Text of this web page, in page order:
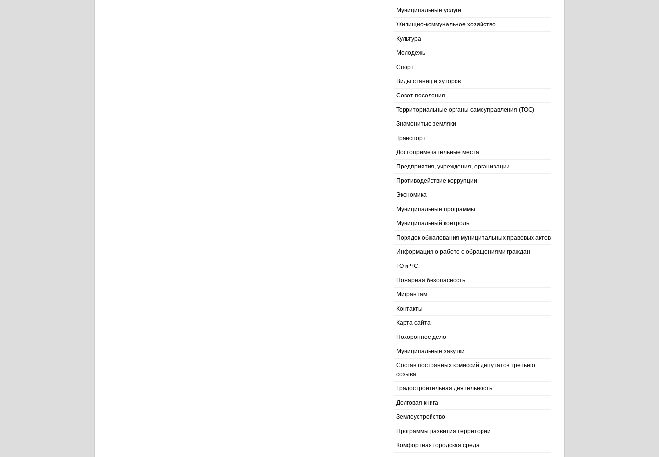
Муниципальные услуги
Жилищно-коммунальное хозяйство
Культура
Молодежь
Спорт
Виды станиц и хуторов
Совет поселения
Территориальные органы самоуправления (ТОС)
Знаменитые земляки
Транспорт
Достопримечательные места
Предприятия, учреждения, организации
Противодействие коррупции
Экономика
Муниципальные программы
Муниципальный контроль
Порядок обжалования муниципальных правовых актов
Информация о работе с обращениями граждан
ГО и ЧС
Пожарная безопасность
Мигрантам
Контакты
Карта сайта
Похоронное дело
Муниципальные закупки
Состав постоянных комиссий депутатов третьего
созыва
Градостроительная деятельность
Долговая книга
Землеустройство
Программы развития территории
Комфортная городская среда